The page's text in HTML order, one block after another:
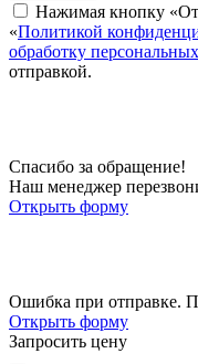
Нажимая кнопку
«Политикой
обработку
отправкой.
Спасибо за обращение!
Наш менеджер
Открыть форму
Ошибка при отправке.
Открыть форму
Запросить цену